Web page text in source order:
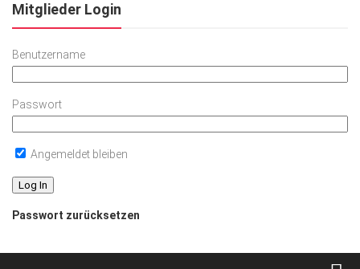
Mitglieder Login
Benutzername
Passwort
Angemeldet bleiben
Passwort zurücksetzen